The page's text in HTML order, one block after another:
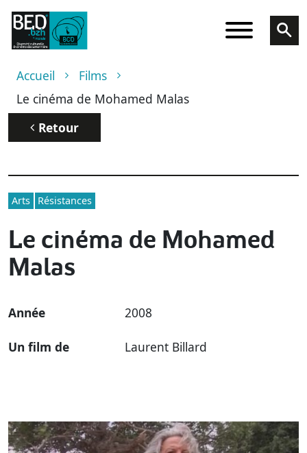
Aller au contenu principal
Fil d'Ariane
Accueil
Films
Le cinéma de Mohamed Malas
Retour
Arts Résistances
Le cinéma de Mohamed
Malas
Année 2008
Un film de Laurent Billard